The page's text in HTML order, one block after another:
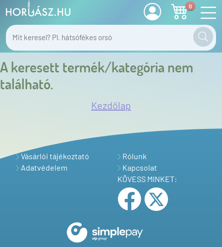
0
A keresett termék/kategória nem
található.
Kezdőlap
Vásárlói tájékoztató
Adatvédelem
Rólunk
Kapcsolat
KÖVESS MINKET: